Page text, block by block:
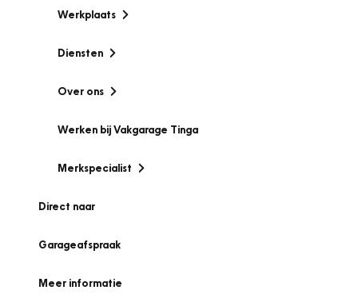
Werkplaats
Diensten
Over ons
Werken bij Vakgarage Tinga
Merkspecialist
Direct naar
Garageafspraak
Meer informatie